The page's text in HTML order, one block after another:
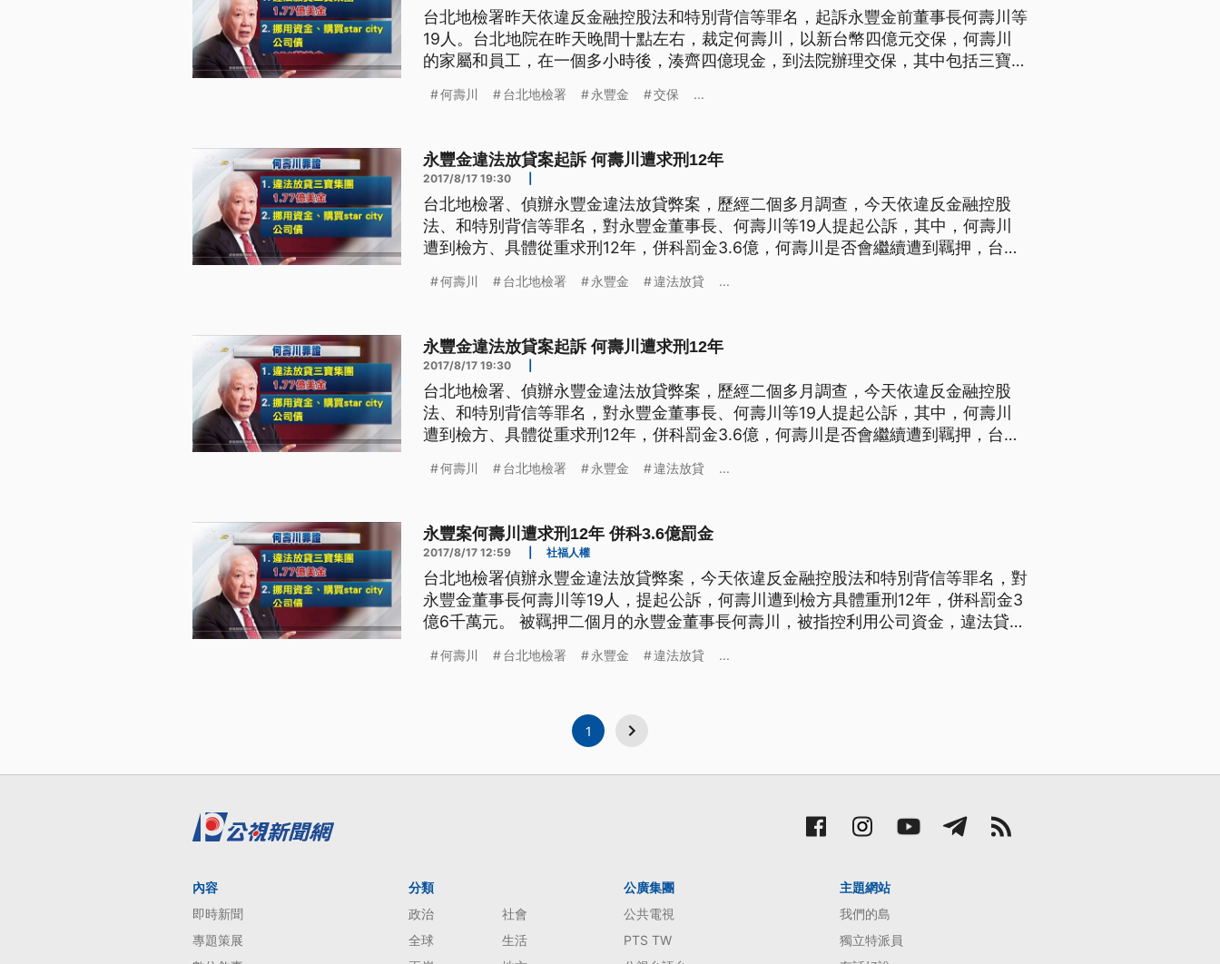
台北地檢署昨天依違反金融控股法和特別背信等罪名，起訴永豐金前董事長何壽川等
19人。台北地院在昨天晚間十點左右，裁定何壽川，以新台幣四億元交保，何壽川
的家屬和員工，在一個多小時後，湊齊四億現金，到法院辦理交保，其中包括三寶建
定的時間，要到轄區派出所報到。 今天凌晨零點30分，被羈押二個月的永豐金前董
何壽川 台北地檢署 永豐金 交保 ...
永豐金違法放貸案起訴 何壽川遭求刑12年
2017/8/17 19:30
台北地檢署、偵辦永豐金違法放貸弊案，歷經二個多月調查，今天依違反金融控股
法、和特別背信等罪名，對永豐金董事長、何壽川等19人提起公訴，其中，何壽川
遭到檢方、具體從重求刑12年，併科罰金3.6億，何壽川是否會繼續遭到羈押，台北
資金，違法貸給三寶集團，台北地檢署17號將全案偵結，依違反金融控股法和特別背
何壽川 台北地檢署 永豐金 違法放貸 ...
永豐金違法放貸案起訴 何壽川遭求刑12年
2017/8/17 19:30
台北地檢署、偵辦永豐金違法放貸弊案，歷經二個多月調查，今天依違反金融控股
法、和特別背信等罪名，對永豐金董事長、何壽川等19人提起公訴，其中，何壽川
遭到檢方、具體從重求刑12年，併科罰金3.6億，何壽川是否會繼續遭到羈押，台北
資金，違法貸給三寶集團，台北地檢署17號將全案偵結，依違反金融控股法和特別背
何壽川 台北地檢署 永豐金 違法放貸 ...
永豐案何壽川遭求刑12年 併科3.6億罰金
2017/8/17 12:59 社福人權
台北地檢署偵辦永豐金違法放貸弊案，今天依違反金融控股法和特別背信等罪名，對
永豐金董事長何壽川等19人，提起公訴，何壽川遭到檢方具體重刑12年，併科罰金3
億6千萬元。 被羈押二個月的永豐金董事長何壽川，被指控利用公司資金，違法貸給
壽川和永豐金高層等19人，提起公訴，其中，何壽川被查出，藉由違法放貸給三寶
何壽川 台北地檢署 永豐金 違法放貸 ...
1
內容
即時新聞
專題策展
分類
政治
社會
全球
生活
公廣集團
公共電視
PTS TW
主題網站
我們的島
獨立特派員